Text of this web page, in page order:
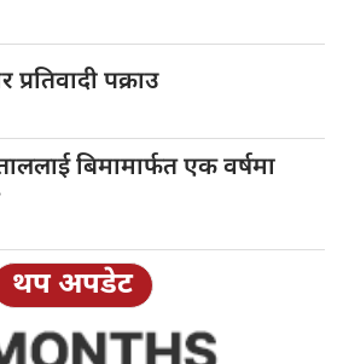
प्रतिवादी पक्राउ
बिमामार्फत एक वर्षमा
थप अपडेट